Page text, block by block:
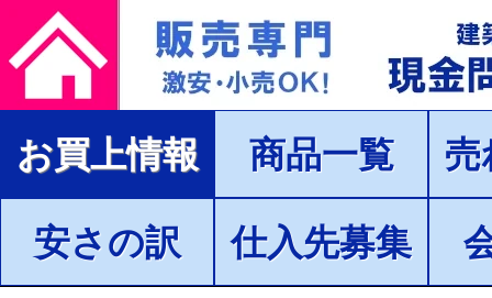
お買上情報 商品一覧 売
安さの訳 仕入先募集